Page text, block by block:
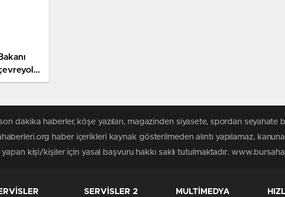
dakika haberler, köşe yazıları, magazinden siyasete, spordan
haber içerikleri kaynak gösterilmeden alıntı yapılamaz,
yapan kişi/kişiler için yasal başvuru hakkı saklı tutulmaktadır.
SERVİSLER 2 MULTİMEDYA